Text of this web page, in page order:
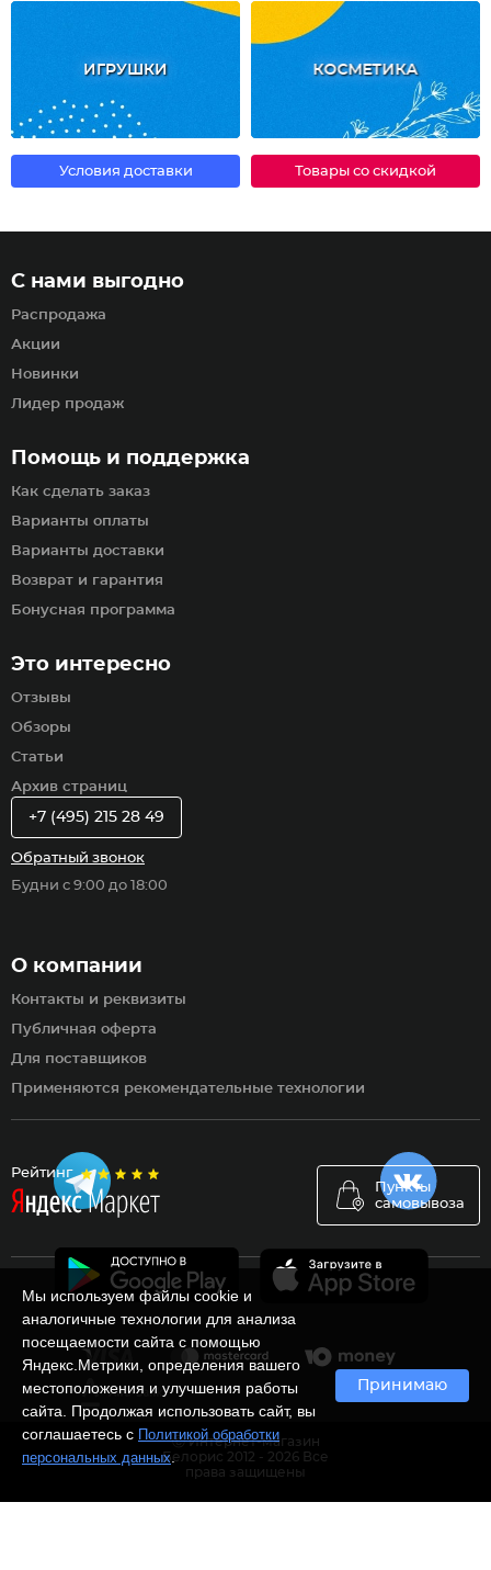
ИГРУШКИ КОСМЕТИКА
Условия доставки Товары со скидкой
Рейтинг
Пункты
самовывоза
Помощь и поддержка
Как сделать заказ
Варианты оплаты
Варианты доставки
Возврат и гарантия
Бонусная программа
С нами выгодно
Распродажа
Акции
Новинки
Лидер продаж
Это интересно
Отзывы
Обзоры
Статьи
Архив страниц
О компании
Контакты и реквизиты
Публичная оферта
Для поставщиков
Применяются рекомендательные технологии
+7 (495) 215 28 49
Обратный звонок
Будни с 9:00 до 18:00
Мы используем файлы cookie и
аналогичные технологии для анализа
посещаемости сайта с помощью
Яндекс.Метрики, определения вашего
местоположения и улучшения работы
сайта. Продолжая использовать сайт, вы
соглашаетесь с Политикой обработки
персональных данных.
Принимаю
Ⓒ Интернет-магазин
Белорис 2012 - 2026 Все
права защищены